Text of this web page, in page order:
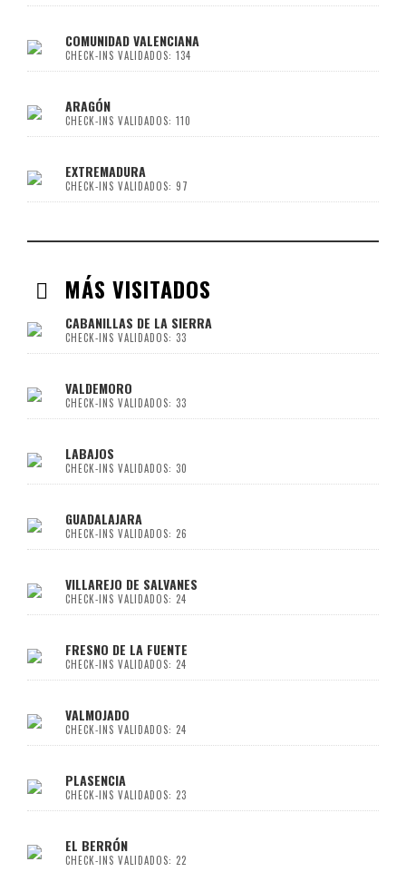
COMUNIDAD VALENCIANA
CHECK-INS VALIDADOS: 134
ARAGÓN
CHECK-INS VALIDADOS: 110
EXTREMADURA
CHECK-INS VALIDADOS: 97
MÁS VISITADOS
CABANILLAS DE LA SIERRA
CHECK-INS VALIDADOS: 33
VALDEMORO
CHECK-INS VALIDADOS: 33
LABAJOS
CHECK-INS VALIDADOS: 30
GUADALAJARA
CHECK-INS VALIDADOS: 26
VILLAREJO DE SALVANES
CHECK-INS VALIDADOS: 24
FRESNO DE LA FUENTE
CHECK-INS VALIDADOS: 24
VALMOJADO
CHECK-INS VALIDADOS: 24
PLASENCIA
CHECK-INS VALIDADOS: 23
EL BERRÓN
CHECK-INS VALIDADOS: 22